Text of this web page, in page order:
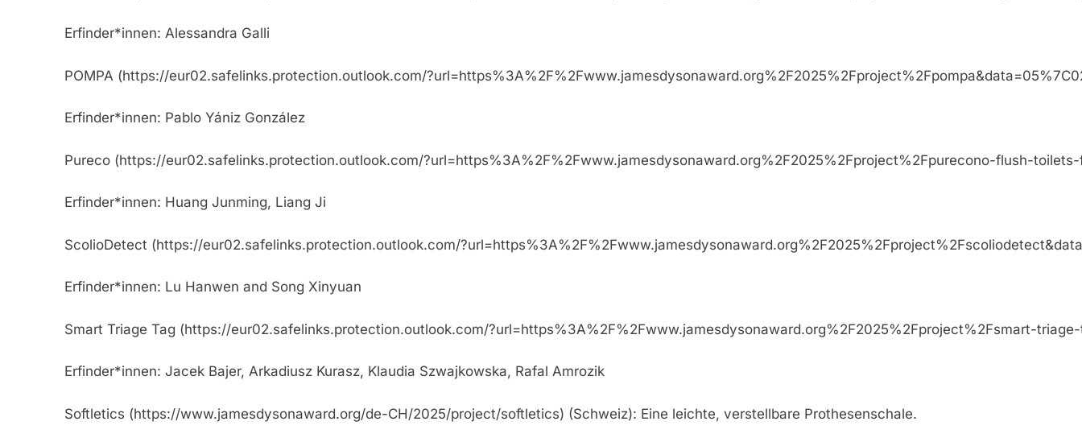
Erfinder*innen: Alessandra Galli
POMPA (https://eur02.safelinks.protection.outlook.com/
Erfinder*innen: Pablo Yániz González
Pureco (https://eur02.safelinks.protection.outlook.com/?url=https%3A%2F%2Fwww.jamesdysonaward.org%2F2025%2Fproject%2Fpurecono-flush-
Erfinder*innen: Huang Junming, Liang Ji
ScolioDetect (https://eur02.safelinks.protection.outlook.com/
Erfinder*innen: Lu Hanwen and Song Xinyuan
Smart Triage Tag (https://eur02.safelinks.protection.outlook.com/?url=https%3A%2F%2Fwww.jamesdysonaward.org%2F2025%2Fproject%2Fsmart-
Erfinder*innen: Jacek Bajer, Arkadiusz Kurasz, Klaudia Szwajkowska, Rafal Amrozik
Softletics (https://www.jamesdysonaward.org/de-CH/2025/project/softletics) (Schweiz): Eine leichte, verstellbare Prothesenschale.